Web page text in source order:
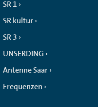
SR 1
SR kultur
SR 3
UNSERDING
Antenne Saar
Frequenzen